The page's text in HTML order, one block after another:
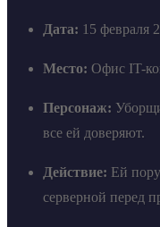
Дата: 15 февраля
Место: Офис IT-
Персонаж:
все ей доверяют.
Действие: Ей
серверной перед